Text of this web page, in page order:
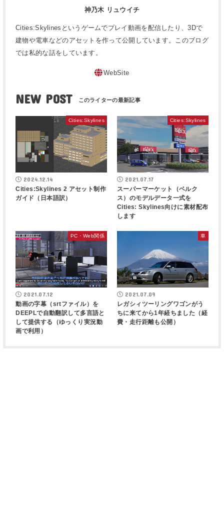
神乃木 リュウイチ
Cities:Skylinesというゲームでプレイ動画を配信したり、3Dで
建物や電車などのアセットを作って公開しています。このブログ
では私的な話をしています。
WebSite
NEW POST
Cities:Skylines
2024.12.14
Cities:Skylines 2 アセット制作
ガイド（日本語訳）
Cities:Skylines
2021.07.17
スーパーマーケット（ベルク
ス）のモデルデータ一式を
Cities: Skylines向けに素材配布
します
PC・Web関係
2021.07.12
動画の字幕（srtファイル）を
DEEPLで自動翻訳して多言語と
して提供する（ゆっくり実況動
画で利用）
車
2021.07.09
レガシィツーリングワゴンがう
ちに来てから1年経ちました（経
費・走行距離も公開）